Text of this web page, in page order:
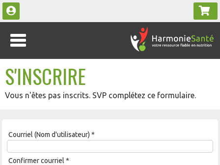
S'INSCRIRE
Vous n'êtes pas inscrits. SVP complétez ce formulaire.
Courriel (Nom d'utilisateur) *
Confirmer courriel *